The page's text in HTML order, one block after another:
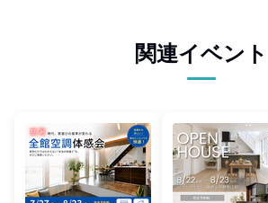
関連イベント